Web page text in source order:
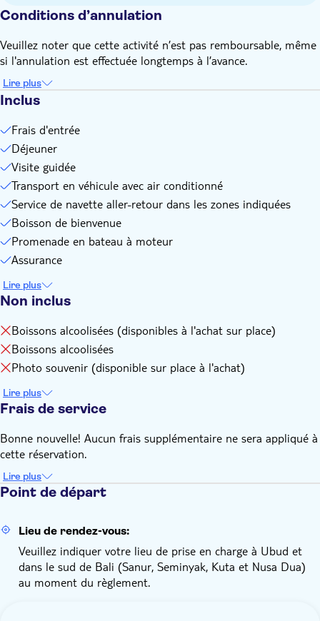
excursion
il est recommandé de porter des vêtements et des
chaussures confortables
Conditions d’annulation
Veuillez noter que cette activité n’est pas remboursable, même
si l'annulation est effectuée longtemps à l’avance.
Lire plus
Inclus
Frais d'entrée
Déjeuner
Visite guidée
Transport en véhicule avec air conditionné
Service de navette aller-retour dans les zones indiquées
Boisson de bienvenue
Promenade en bateau à moteur
Assurance
Lire plus
Non inclus
Boissons alcoolisées (disponibles à l'achat sur place)
Boissons alcoolisées
Photo souvenir (disponible sur place à l'achat)
Lire plus
Frais de service
Bonne nouvelle! Aucun frais supplémentaire ne sera appliqué à
cette réservation.
Lire plus
Point de départ
Lieu de rendez-vous:
Veuillez indiquer votre lieu de prise en charge à Ubud et
dans le sud de Bali (Sanur, Seminyak, Kuta et Nusa Dua)
au moment du règlement.